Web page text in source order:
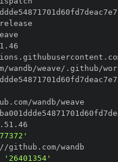
'26401354'